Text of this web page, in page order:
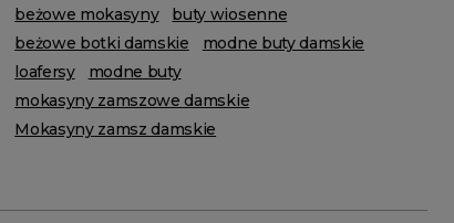
beżowe mokasyny
buty wiosenne
beżowe botki damskie
modne buty damskie
loafersy
modne buty
mokasyny zamszowe damskie
Mokasyny zamsz damskie